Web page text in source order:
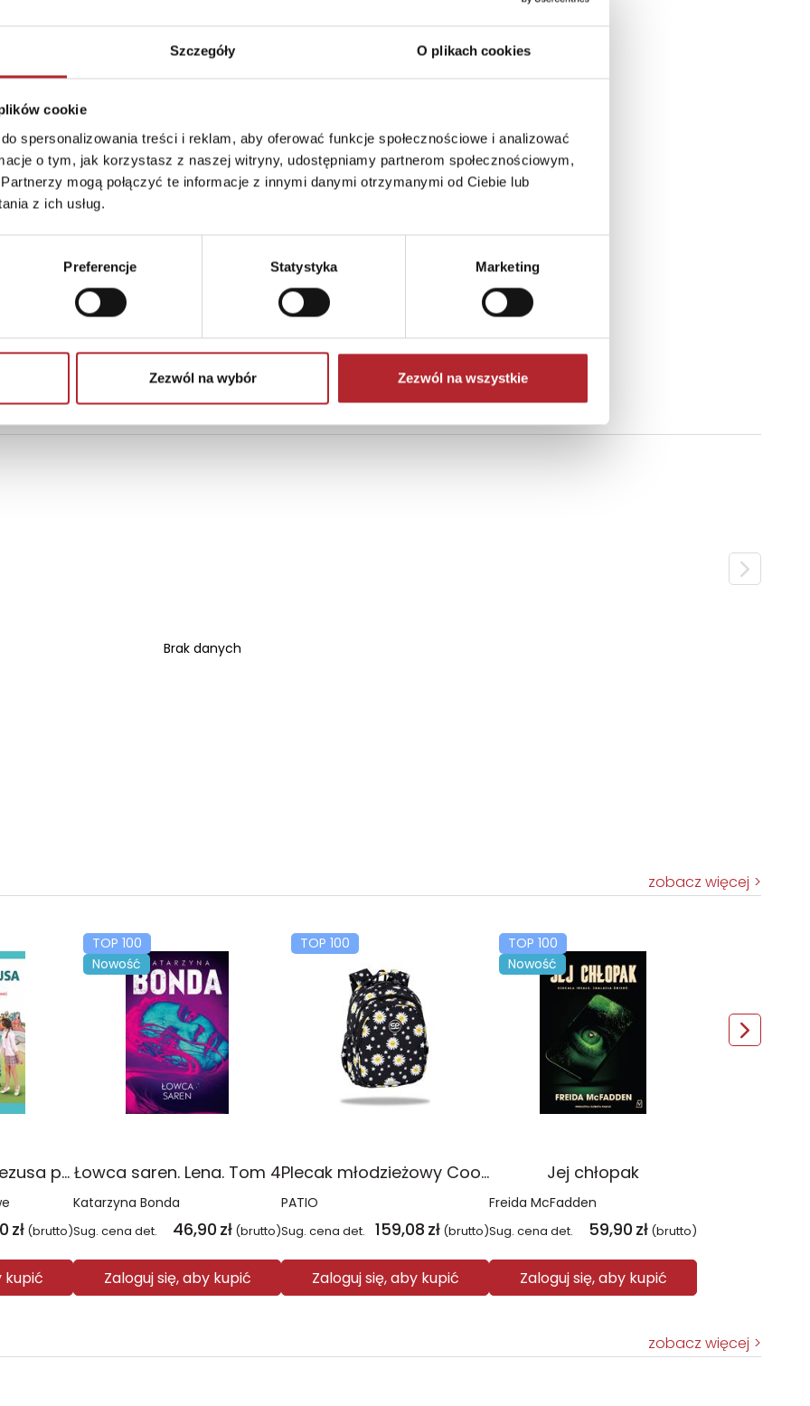
Szczegóły O plikach cookies
cookie
spersonalizowania treści i reklam, aby oferować funkcje społecznościowe i analizować
o tym, jak korzystasz z naszej witryny, udostępniamy partnerom społecznościowym,
mogą połączyć te informacje z innymi danymi otrzymanymi od Ciebie lub
z ich usług.
Preferencje Statystyka Marketing
Zezwól na wybór Zezwól na wszystkie
239x165x43 mm
Brak danych
zobacz więcej
Religia Poznaję Jezusa podręcznik dla klasy 3 szkoły podstawowej
zł (brutto)
kupić
TOP 100
Nowość
Łowca saren. Lena. Tom 4
Katarzyna Bonda
Sug. cena det. 46,90 zł (brutto)
Zaloguj się, aby kupić
TOP 100
Plecak młodzieżowy Coolpack Jerry Daisy Black
PATIO
Sug. cena det. 159,08 zł (brutto)
Zaloguj się, aby kupić
TOP 100
Nowość
Jej chłopak
Freida McFadden
Sug. cena det. 59,90 zł (brutto)
Zaloguj się, aby kupić
zobacz więcej